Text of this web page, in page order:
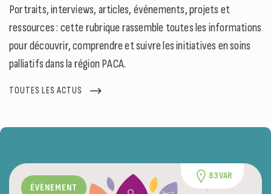
Portraits, interviews, articles, événements, projets et
ressources : cette rubrique rassemble toutes les informations
pour découvrir, comprendre et suivre les initiatives en soins
palliatifs dans la région PACA.
TOUTES LES ACTUS
ÉVÈNEMENT
83 VAR